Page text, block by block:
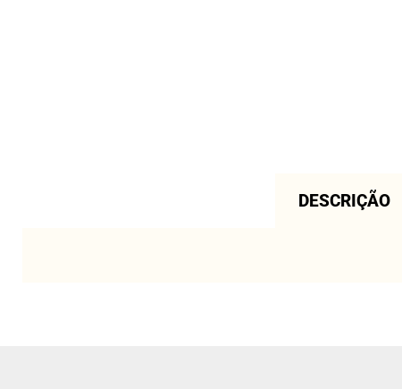
DESCRIÇÃO